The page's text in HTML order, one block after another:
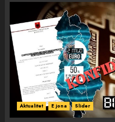
Aktualitet E jona Slider